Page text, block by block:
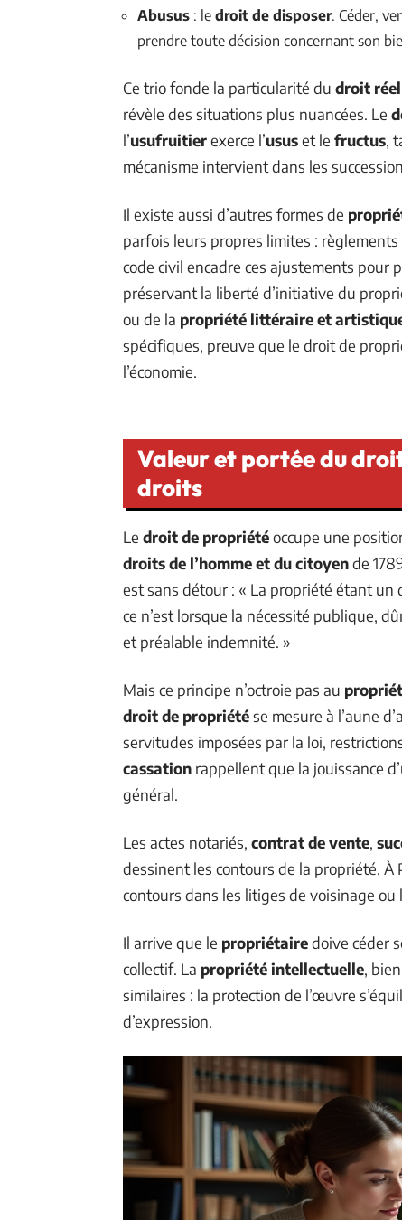
Abusus : le droit de disposer. Céder,
prendre toute décision concernant son
Ce trio fonde la particularité du droit réel
révèle des situations plus nuancées. Le
l’usufruitierexerce l’ususet le fructus,
mécanisme intervient dans les
Il existe aussi d’autres formes de
parfois leurs propres limites :
code civil encadre ces ajustements pour
préservant la liberté d’initiative du
ou de la propriété littéraire et
spécifiques, preuve que le droit de
l’économie.
Valeur et portée du
droits
Le droit de propriétéoccupe une
droits de l’homme et du citoyende
est sans détour : « La propriété étant
ce n’est lorsque la nécessité publique,
et préalable indemnité. »
Mais ce principe n’octroie pas au
droit de propriétése mesure à l’aune
servitudes imposées par la loi,
cassation rappellent que la jouissance
général.
Les actes notariés, contrat de vente,
dessinent les contours de la propriété. À
contours dans les litiges de voisinage ou
Il arrive que le propriétairedoive céder
collectif. La propriété intellectuelle,
similaires : la protection de l’œuvre
d’expression.